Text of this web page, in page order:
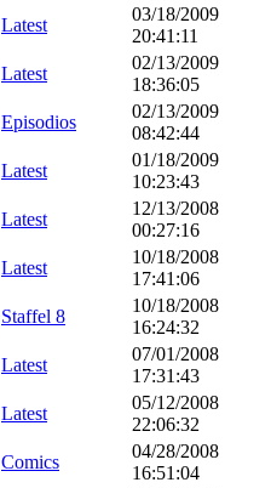
Latest
03/18/2009
20:41:11
Latest
02/13/2009
18:36:05
Episodios
02/13/2009
08:42:44
Latest
01/18/2009
10:23:43
Latest
12/13/2008
00:27:16
Latest
10/18/2008
17:41:06
Staffel 8
10/18/2008
16:24:32
Latest
07/01/2008
17:31:43
Latest
05/12/2008
22:06:32
Comics
04/28/2008
16:51:04